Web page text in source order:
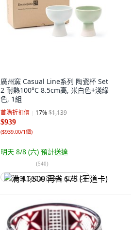
廣州窯 Casual Line系列 陶瓷杯 Set
2 耐熱100°C 8.5cm高, 米白色+淺綠
色, 1組
首購折扣價 17%$1,139
$939
($939.00/1個)
明天 8/8 (六) 預計送達
(540)
满 $1,500 再省 $75 (王道卡)